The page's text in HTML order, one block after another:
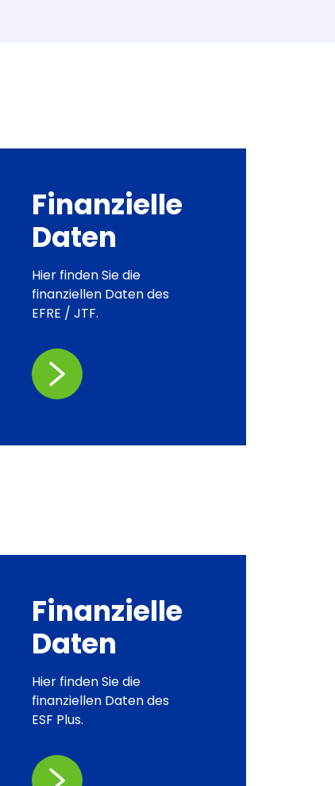
Finanzielle
Daten
Hier finden Sie die
finanziellen Daten des
EFRE / JTF.
Finanzielle
Daten
Hier finden Sie die
finanziellen Daten des
ESF Plus.